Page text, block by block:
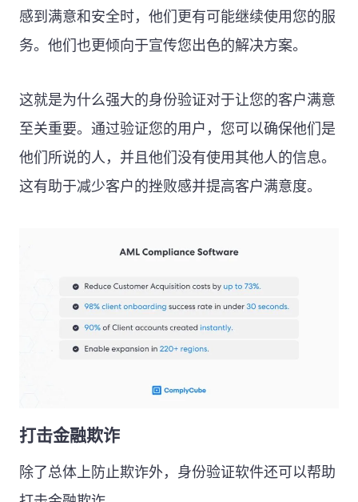
感到满意和安全时，他们更有可能继续使用您的服
务。他们也更倾向于宣传您出色的解决方案。
这就是为什么强大的身份验证对于让您的客户满意
至关重要。通过验证您的用户，您可以确保他们是
他们所说的人，并且他们没有使用其他人的信息。
这有助于减少客户的挫败感并提高客户满意度。
打击金融欺诈
除了总体上防止欺诈外，身份验证软件还可以帮助